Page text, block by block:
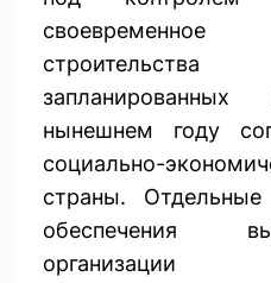
нынешнем году
социально-
страны. Отдельные
обеспечения
организации